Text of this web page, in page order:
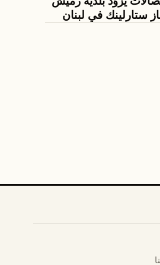
ستارلينك في لبنان